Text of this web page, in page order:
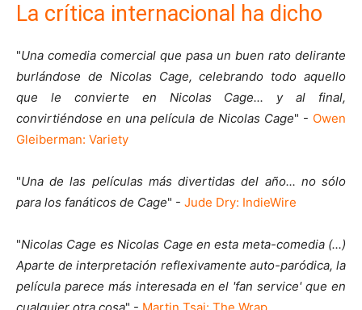
La crítica internacional ha dicho
"Una comedia comercial que pasa un buen rato delirante
burlándose de Nicolas Cage, celebrando todo aquello
que le convierte en Nicolas Cage... y al final,
convirtiéndose en una película de Nicolas Cage" - Owen
Gleiberman: Variety
"Una de las películas más divertidas del año... no sólo
para los fanáticos de Cage" - Jude Dry: IndieWire
"Nicolas Cage es Nicolas Cage en esta meta-comedia (...)
Aparte de interpretación reflexivamente auto-paródica, la
película parece más interesada en el 'fan service' que en